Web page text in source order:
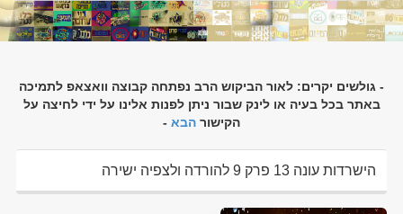
- גולשים יקרים: לאור הביקוש הרב נפתחה קבוצה וואצאפ לתמיכה
באתר בכל בעיה או לינק שבור ניתן לפנות אלינו על ידי לחיצה על
הקישור הבא -
הישרדות עונה 13 פרק 9 להורדה ולצפיה ישירה